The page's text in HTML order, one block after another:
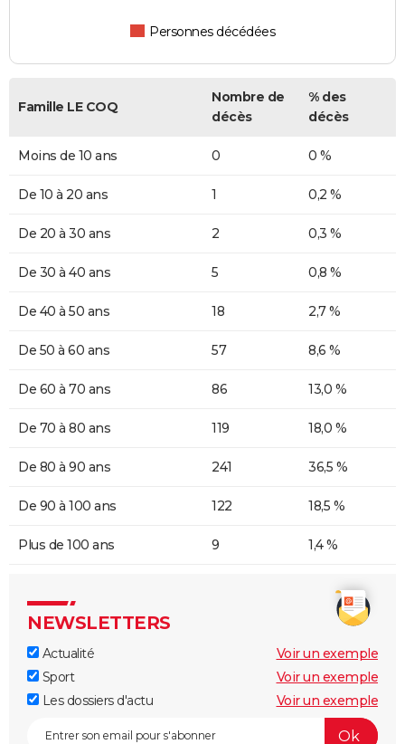
Personnes décédées
Famille LE COQ
Nombre de
décès
% des
décès
Moins de 10 ans 0 0 %
De 10 à 20 ans 1 0,2 %
De 20 à 30 ans 2 0,3 %
De 30 à 40 ans 5 0,8 %
De 40 à 50 ans 18 2,7 %
De 50 à 60 ans 57 8,6 %
De 60 à 70 ans 86 13,0 %
De 70 à 80 ans 119 18,0 %
De 80 à 90 ans 241 36,5 %
De 90 à 100 ans 122 18,5 %
Plus de 100 ans 9 1,4 %
NEWSLETTERS
Actualité
Voir un exemple
Sport
Voir un exemple
Les dossiers d'actu
Voir un exemple